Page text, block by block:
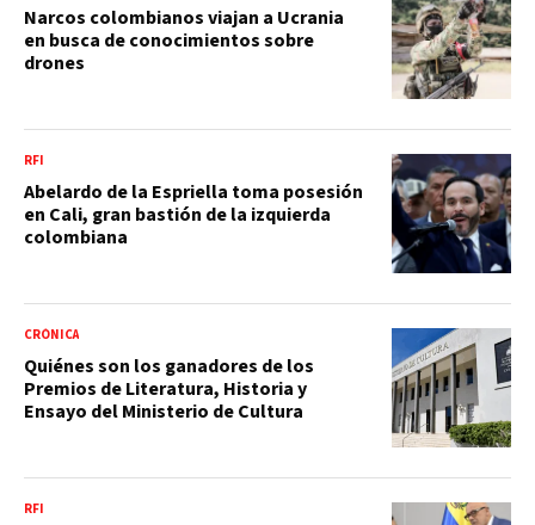
Narcos colombianos viajan a Ucrania
en busca de conocimientos sobre
drones
RFI
Abelardo de la Espriella toma posesión
en Cali, gran bastión de la izquierda
colombiana
CRÓNICA
Quiénes son los ganadores de los
Premios de Literatura, Historia y
Ensayo del Ministerio de Cultura
RFI